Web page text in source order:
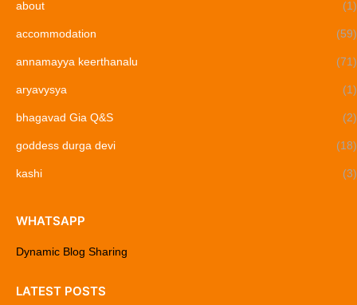
about (1)
accommodation (59)
annamayya keerthanalu (71)
aryavysya (1)
bhagavad Gia Q&S (2)
goddess durga devi (18)
kashi (3)
WHATSAPP
Dynamic Blog Sharing
LATEST POSTS